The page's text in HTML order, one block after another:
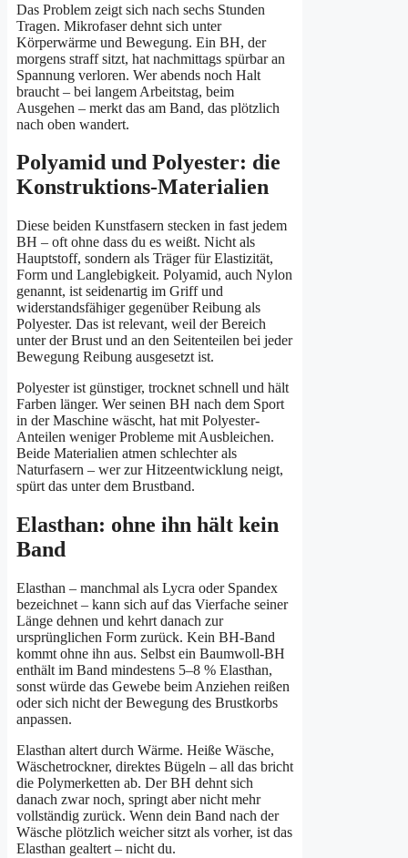
Das Problem zeigt sich nach sechs Stunden
Tragen. Mikrofaser dehnt sich unter
Körperwärme und Bewegung. Ein BH, der
morgens straff sitzt, hat nachmittags spürbar an
Spannung verloren. Wer abends noch Halt
braucht – bei langem Arbeitstag, beim
Ausgehen – merkt das am Band, das plötzlich
nach oben wandert.
Polyamid und Polyester: die
Konstruktions-Materialien
Diese beiden Kunstfasern stecken in fast jedem
BH – oft ohne dass du es weißt. Nicht als
Hauptstoff, sondern als Träger für Elastizität,
Form und Langlebigkeit. Polyamid, auch Nylon
genannt, ist seidenartig im Griff und
widerstandsfähiger gegenüber Reibung als
Polyester. Das ist relevant, weil der Bereich
unter der Brust und an den Seitenteilen bei jeder
Bewegung Reibung ausgesetzt ist.
Polyester ist günstiger, trocknet schnell und hält
Farben länger. Wer seinen BH nach dem Sport
in der Maschine wäscht, hat mit Polyester-
Anteilen weniger Probleme mit Ausbleichen.
Beide Materialien atmen schlechter als
Naturfasern – wer zur Hitzeentwicklung neigt,
spürt das unter dem Brustband.
Elasthan: ohne ihn hält kein
Band
Elasthan – manchmal als Lycra oder Spandex
bezeichnet – kann sich auf das Vierfache seiner
Länge dehnen und kehrt danach zur
ursprünglichen Form zurück. Kein BH-Band
kommt ohne ihn aus. Selbst ein Baumwoll-BH
enthält im Band mindestens 5–8 % Elasthan,
sonst würde das Gewebe beim Anziehen reißen
oder sich nicht der Bewegung des Brustkorbs
anpassen.
Elasthan altert durch Wärme. Heiße Wäsche,
Wäschetrockner, direktes Bügeln – all das bricht
die Polymerketten ab. Der BH dehnt sich
danach zwar noch, springt aber nicht mehr
vollständig zurück. Wenn dein Band nach der
Wäsche plötzlich weicher sitzt als vorher, ist das
Elasthan gealtert – nicht du.